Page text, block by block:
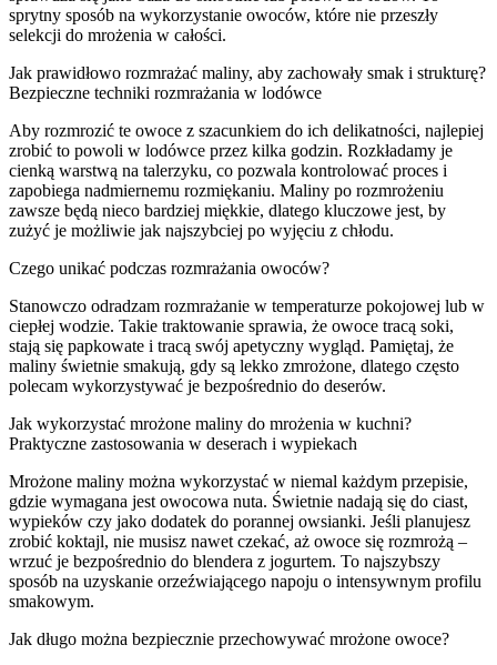
sprytny sposób na wykorzystanie owoców, które nie przeszły
selekcji do mrożenia w całości.
Jak prawidłowo rozmrażać maliny, aby zachowały smak i strukturę?
Bezpieczne techniki rozmrażania w lodówce
Aby rozmrozić te owoce z szacunkiem do ich delikatności, najlepiej
zrobić to powoli w lodówce przez kilka godzin. Rozkładamy je
cienką warstwą na talerzyku, co pozwala kontrolować proces i
zapobiega nadmiernemu rozmiękaniu. Maliny po rozmrożeniu
zawsze będą nieco bardziej miękkie, dlatego kluczowe jest, by
zużyć je możliwie jak najszybciej po wyjęciu z chłodu.
Czego unikać podczas rozmrażania owoców?
Stanowczo odradzam rozmrażanie w temperaturze pokojowej lub w
ciepłej wodzie. Takie traktowanie sprawia, że owoce tracą soki,
stają się papkowate i tracą swój apetyczny wygląd. Pamiętaj, że
maliny świetnie smakują, gdy są lekko zmrożone, dlatego często
polecam wykorzystywać je bezpośrednio do deserów.
Jak wykorzystać mrożone maliny do mrożenia w kuchni?
Praktyczne zastosowania w deserach i wypiekach
Mrożone maliny można wykorzystać w niemal każdym przepisie,
gdzie wymagana jest owocowa nuta. Świetnie nadają się do ciast,
wypieków czy jako dodatek do porannej owsianki. Jeśli planujesz
zrobić koktajl, nie musisz nawet czekać, aż owoce się rozmrożą –
wrzuć je bezpośrednio do blendera z jogurtem. To najszybszy
sposób na uzyskanie orzeźwiającego napoju o intensywnym profilu
smakowym.
Jak długo można bezpiecznie przechowywać mrożone owoce?